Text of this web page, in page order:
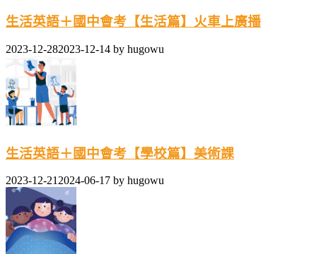
生活英語＋國中會考【生活篇】火車上廣播
2023-12-282023-12-14 by hugowu
生活英語＋國中會考【學校篇】美術課
2023-12-212024-06-17 by hugowu